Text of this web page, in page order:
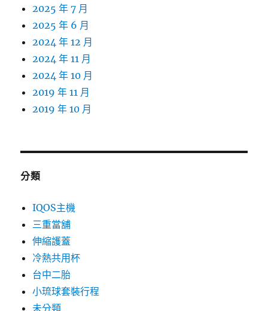
2025 年 7 月
2025 年 6 月
2024 年 12 月
2024 年 11 月
2024 年 10 月
2019 年 11 月
2019 年 10 月
分類
IQOS主機
三重當舖
伸縮護蓋
冷熱共用杯
台中二胎
小琉球套裝行程
未分類